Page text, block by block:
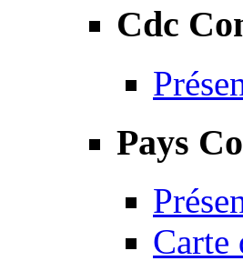
Cdc
Pays
Carte